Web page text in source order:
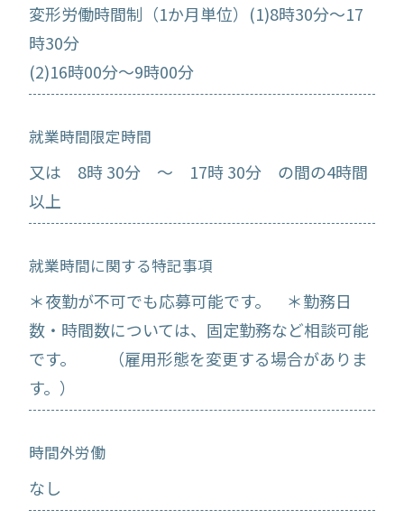
変形労働時間制（1か月単位）(1)8時30分～17
時30分
(2)16時00分～9時00分
就業時間限定時間
又は 8時 30分 ～ 17時 30分 の間の4時間
以上
就業時間に関する特記事項
＊夜勤が不可でも応募可能です。 ＊勤務日
数・時間数については、固定勤務など相談可能
です。 （雇用形態を変更する場合がありま
す。）
時間外労働
なし